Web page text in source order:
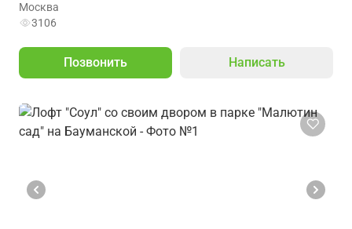
Москва
3106
Позвонить Написать